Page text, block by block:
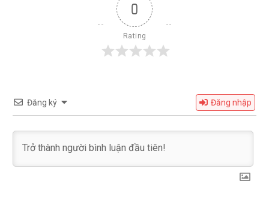
0
Rating
Đăng ký Đăng nhập